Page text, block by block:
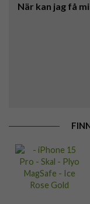
När kan jag få